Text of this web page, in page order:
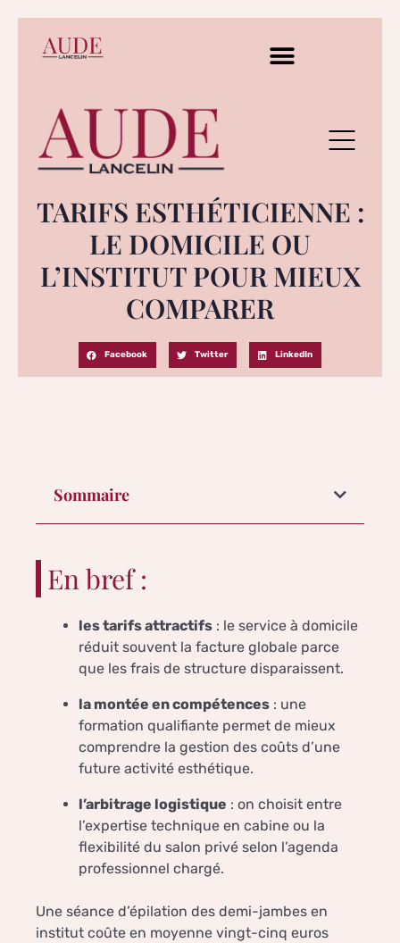
TARIFS ESTHÉTICIENNE :
LE DOMICILE OU
L’INSTITUT POUR MIEUX
COMPARER
Facebook Twitter LinkedIn
Sommaire
En bref :
les tarifs attractifs : le service à domicile
réduit souvent la facture globale parce
que les frais de structure disparaissent.
la montée en compétences : une
formation qualifiante permet de mieux
comprendre la gestion des coûts d’une
future activité esthétique.
l’arbitrage logistique : on choisit entre
l’expertise technique en cabine ou la
flexibilité du salon privé selon l’agenda
professionnel chargé.
Une séance d’épilation des demi-jambes en
institut coûte en moyenne vingt-cinq euros